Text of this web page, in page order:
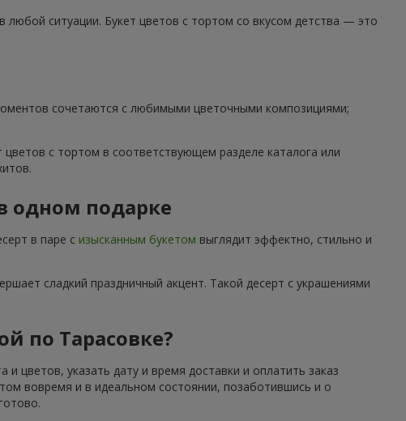
ситуации. Букет цветов с тортом со вкусом детства — это
сочетаются с любимыми цветочными композициями;
с тортом в соответствующем разделе каталога или
одном подарке
в паре с изысканным букетом выглядит эффектно, стильно и
сладкий праздничный акцент. Такой десерт с украшениями
по Тарасовке?
цветов, указать дату и время доставки и оплатить заказ
вовремя и в идеальном состоянии, позаботившись и о